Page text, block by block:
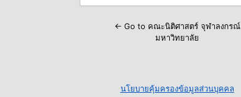
← Go to คณะนิติศาสตร์ จุฬาลงกรณ์
มหาวิทยาลัย
นโยบายคุ้มครองข้อมูลส่วนบุคคล